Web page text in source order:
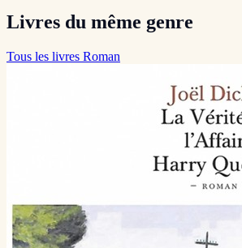
Livres du même genre
Tous les livres Roman